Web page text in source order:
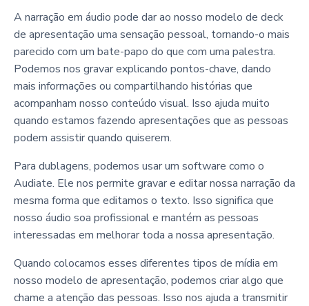
A narração em áudio pode dar ao nosso modelo de deck
de apresentação uma sensação pessoal, tornando-o mais
parecido com um bate-papo do que com uma palestra.
Podemos nos gravar explicando pontos-chave, dando
mais informações ou compartilhando histórias que
acompanham nosso conteúdo visual. Isso ajuda muito
quando estamos fazendo apresentações que as pessoas
podem assistir quando quiserem.
Para dublagens, podemos usar um software como o
Audiate. Ele nos permite gravar e editar nossa narração da
mesma forma que editamos o texto. Isso significa que
nosso áudio soa profissional e mantém as pessoas
interessadas em melhorar toda a nossa apresentação.
Quando colocamos esses diferentes tipos de mídia em
nosso modelo de apresentação, podemos criar algo que
chame a atenção das pessoas. Isso nos ajuda a transmitir